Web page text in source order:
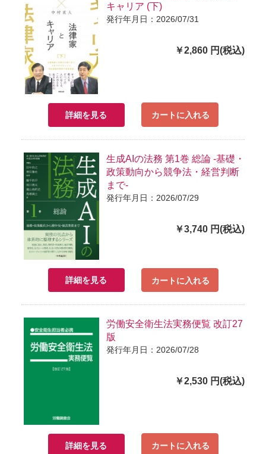
キャリア (下)
発行年月日：2026/07/31
￥2,860 円(税込)
詳細を見る カートに入れる
生成AIの法務 第1巻 総論 -基礎・
政策動向から競争法・経営判断
まで-
発行年月日：2026/07/29
￥3,740 円(税込)
詳細を見る カートに入れる
労働安全衛生法実務便覧 改訂27
版
発行年月日：2026/07/28
￥2,530 円(税込)
詳細を見る カートに入れる